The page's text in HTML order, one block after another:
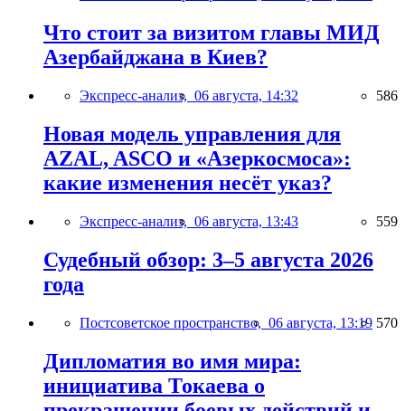
Что стоит за визитом главы МИД
Азербайджана в Киев?
Экспресс-анализ, 06 августа, 14:32 586
Новая модель управления для
AZAL, ASCO и «Азеркосмоса»:
какие изменения несёт указ?
Экспресс-анализ, 06 августа, 13:43 559
Судебный обзор: 3–5 августа 2026
года
Постсоветское пространство, 06 августа, 13:19 570
Дипломатия во имя мира:
инициатива Токаева о